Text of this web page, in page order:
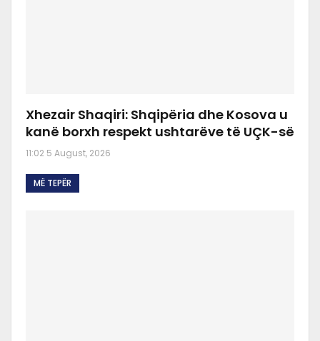
Xhezair Shaqiri: Shqipëria dhe Kosova u
kanë borxh respekt ushtarëve të UÇK-së
11:02 5 August, 2026
MË TEPËR